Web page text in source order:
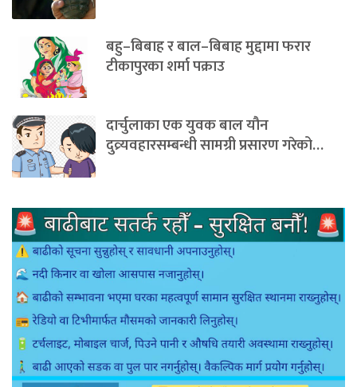
बहु–बिबाह र बाल–बिबाह मुद्दामा फरार
टीकापुरका शर्मा पक्राउ
दार्चुलाका एक युवक बाल यौन
दुव्र्यवहारसम्बन्धी सामग्री प्रसारण गरेको…